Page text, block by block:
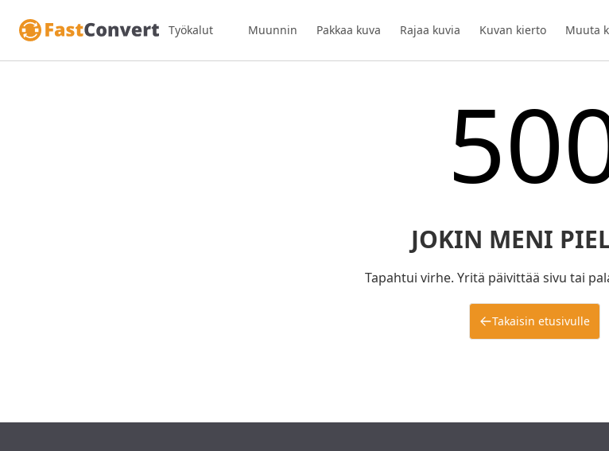
Työkalut Muunnin Pakkaa kuva Rajaa kuvia Kuvan kierto Muuta
JOKIN MENI
Tapahtui virhe. Yritä päivittää sivu tai
Takaisin etusivulle